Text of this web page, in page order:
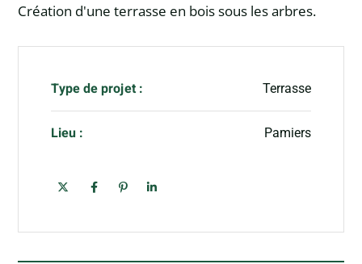
Création d'une terrasse en bois sous les arbres.
Type de projet : Terrasse
Lieu : Pamiers